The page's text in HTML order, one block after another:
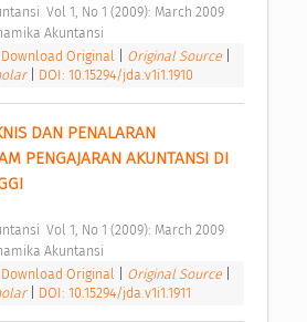
Vol 1, No 1 (2009): March 2009
Akuntansi
Download Original Original Source
DOI: 10.15294/jda.v1i1.1910
DAN PENALARAN
PENGAJARAN AKUNTANSI DI
Vol 1, No 1 (2009): March 2009
Akuntansi
Download Original Original Source
DOI: 10.15294/jda.v1i1.1911